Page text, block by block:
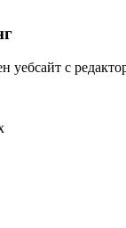
уебсайт с